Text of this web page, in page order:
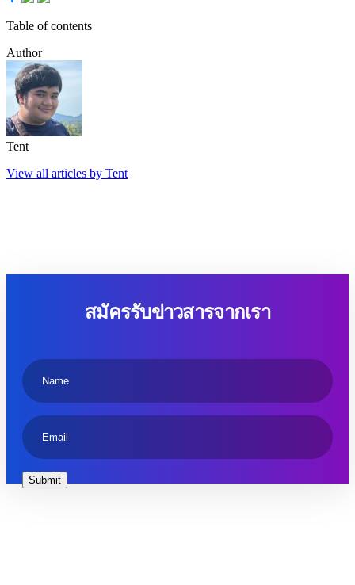
Table of contents
Author
Tent
View all articles by Tent
สมัครรับข่าวสารจากเรา